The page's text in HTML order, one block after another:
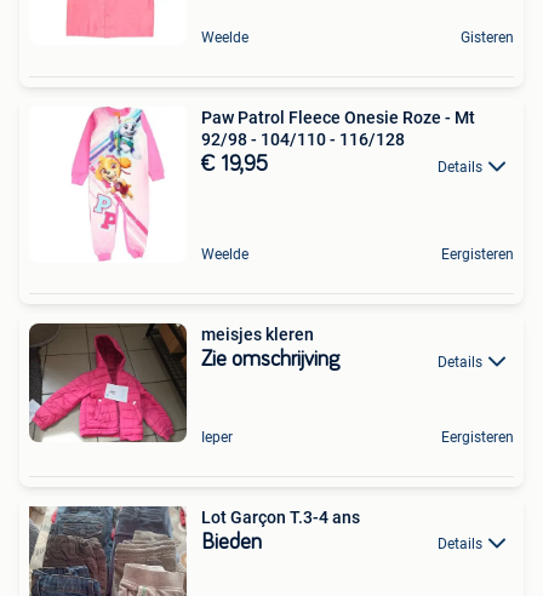
Weelde Gisteren
Paw Patrol Fleece Onesie Roze - Mt
92/98 - 104/110 - 116/128
€ 19,95 Details
Weelde Eergisteren
meisjes kleren
Zie omschrijving Details
Ieper Eergisteren
Lot Garçon T.3-4 ans
Bieden Details